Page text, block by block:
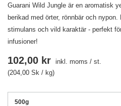
Guarani Wild Jungle är en aromatisk
berikad med örter, rönnbär och
stimulans och vild karaktär - perfekt
infusioner!
500g
102,00 kr inkl. moms / st.
(204,00 Sk / kg)